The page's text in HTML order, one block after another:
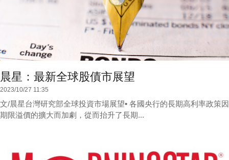
晨星：最新全球股債市展望
2023/10/27 11:35
文/晨星台灣研究部全球投資市場展望• 各國央行的長期高利率政策因
期限溢價的擴大而加劇，從而抬升了長期...